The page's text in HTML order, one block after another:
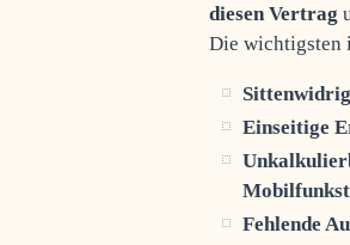
diesen Vertrag
Die wichtigsten
Einseitige
Fehlende